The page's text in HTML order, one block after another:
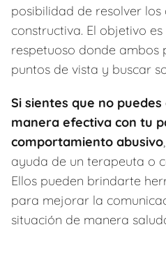
posibilidad de resolver
constructiva. El objetivo
respetuoso donde ambos
puntos de vista y buscar
Si sientes que no
manera efectiva con tu
comportamiento abusivo
ayuda de un terapeuta o
Ellos pueden brindarte
para mejorar la
situación de manera